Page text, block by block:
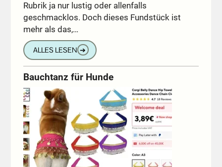
Rubrik ja nur lustig oder allenfalls
geschmacklos. Doch dieses Fundstück ist
mehr als das,…
ALLES LESEN ➔
Bauchtanz für Hunde